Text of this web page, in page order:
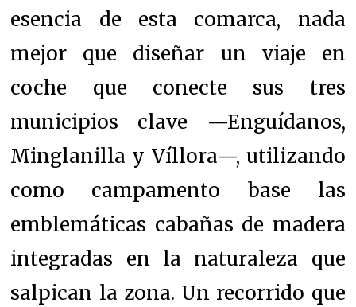
esencia de esta comarca, nada
mejor que diseñar un viaje en
coche que conecte sus tres
municipios clave —Enguídanos,
Minglanilla y Víllora—, utilizando
como campamento base las
emblemáticas cabañas de madera
integradas en la naturaleza que
salpican la zona. Un recorrido que